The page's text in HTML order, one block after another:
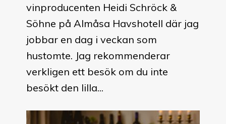
vinproducenten Heidi Schröck &
Söhne på Almåsa Havshotell där jag
jobbar en dag i veckan som
hustomte. Jag rekommenderar
verkligen ett besök om du inte
besökt den lilla...